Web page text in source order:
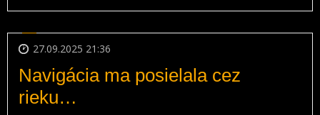
27.09.2025 21:36
Navigácia ma posielala cez
rieku…